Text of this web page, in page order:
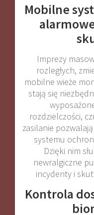
Mobilne
Imprezy
rozległych,
mobilne wieże
stają się
rozdzielczości,
zasilanie
systemu
Dzięki nim
newralgiczne
incydenty i
Kontrola